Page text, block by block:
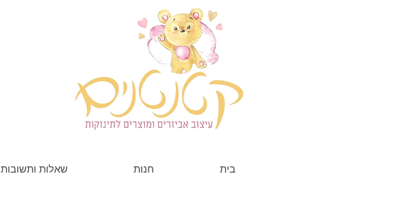
בית חנות שאלות ותשובות